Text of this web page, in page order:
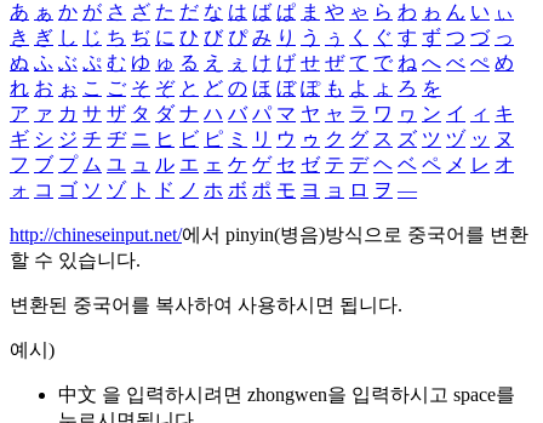
あ ぁ か が さ ざ た だ な は ば ぱ ま や ゃ ら わ ゎ ん い ぃ
き ぎ し じ ち ぢ に ひ び ぴ み り う ぅ く ぐ す ず つ づ っ
ぬ ふ ぶ ぷ む ゆ ゅ る え ぇ け げ せ ぜ て で ね へ べ ぺ め
れ お ぉ こ ご そ ぞ と ど の ほ ぼ ぽ も よ ょ ろ を
ア ァ カ サ ザ タ ダ ナ ハ バ パ マ ヤ ャ ラ ワ ヮ ン イ ィ キ
ギ シ ジ チ ヂ ニ ヒ ビ ピ ミ リ ウ ゥ ク グ ス ズ ツ ヅ ッ ヌ
フ ブ プ ム ユ ュ ル エ ェ ケ ゲ セ ゼ テ デ ヘ ベ ペ メ レ オ
ォ コ ゴ ソ ゾ ト ド ノ ホ ボ ポ モ ヨ ョ ロ ヲ ―
http://chineseinput.net/에서 pinyin(병음)방식으로 중국어를 변환
할 수 있습니다.
변환된 중국어를 복사하여 사용하시면 됩니다.
예시)
中文 을 입력하시려면 zhongwen을 입력하시고 space를